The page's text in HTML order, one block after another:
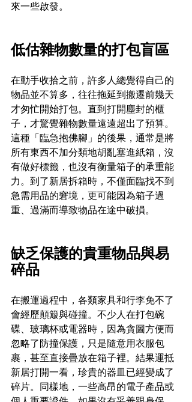
來一些啟發。
低估雜物數量的打包盲區
在動手收拾之前，許多人總覺得自己的
物品並不算多，往往拖延到搬遷前幾天
才匆忙開始打包。直到打開塵封的櫃
子，才驚覺雜物數量遠遠超出了預算。
這種「臨急抱佛腳」的後果，通常是將
所有東西不加分類地胡亂塞進紙箱，沒
有做好標籤，也沒有衡量箱子的承重能
力。到了新居拆箱時，不僅面臨找不到
急需用品的窘境，更可能因為箱子過
重、過滿而導致物品在途中破損。
缺乏保護的貴重物品與易
碎品
在搬運過程中，各類家具和行李免不了
會經歷顛簸與碰撞。不少人在打包碗
碟、玻璃杯或電器時，因為貪圖方便而
忽略了防撞保護，只是隨意用衣服包
裹，甚至直接疊放在箱子裡。結果運抵
新居打開一看，珍貴的器皿已經變成了
碎片。同樣地，一些高昂的電子產品或